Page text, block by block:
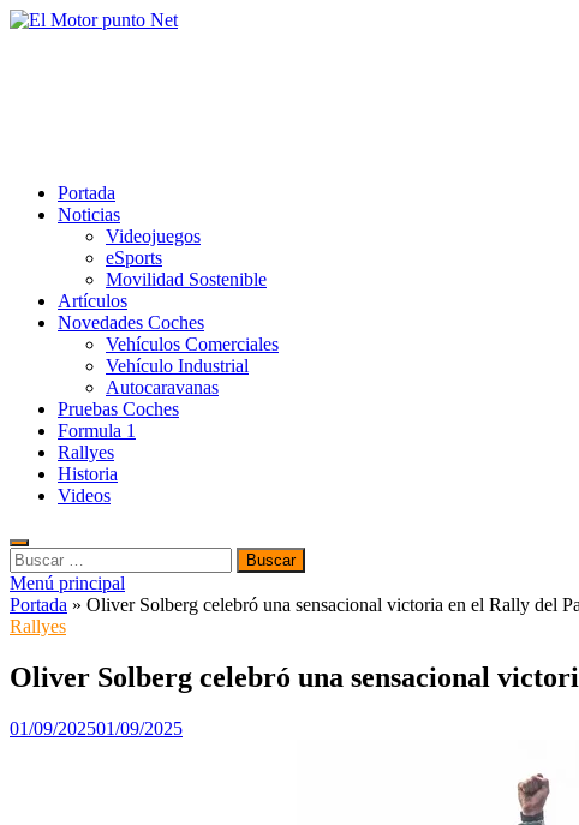
Saltar
Portada
Noticias
Videojuegos
eSports
Movilidad Sostenible
Artículos
Novedades Coches
Vehículos Comerciales
Vehículo Industrial
Autocaravanas
Pruebas Coches
Formula 1
Rallyes
Historia
Videos
Buscar:
Menú principal
Portada » Oliver Solberg celebró una sensacional victoria en el Rally del
Rallyes
Oliver Solberg celebró una sensacional
01/09/202501/09/2025